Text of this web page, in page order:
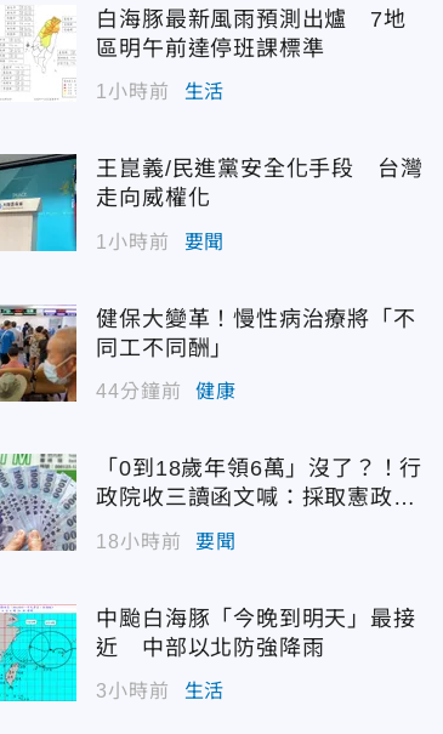
白海豚最新風雨預測出爐 7地
區明午前達停班課標準
1小時前 生活
王崑義/民進黨安全化手段 台灣
走向威權化
1小時前 要聞
健保大變革！慢性病治療將「不
同工不同酬」
44分鐘前 健康
「0到18歲年領6萬」沒了？！行
政院收三讀函文喊：採取憲政作
18小時前 要聞
中颱白海豚「今晚到明天」最接
近 中部以北防強降雨
3小時前 生活